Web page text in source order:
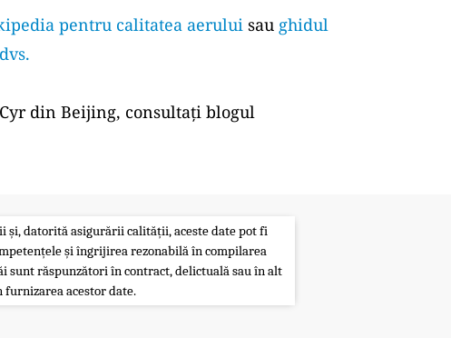
pentru calitatea aeruluisau ghidul
din Beijing, consultați blogul
datorită asigurării calității, aceste date pot fi
și îngrijirea rezonabilă în compilarea
sunt răspunzători în contract, delictuală sau în alt
acestor date.